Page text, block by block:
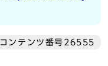
コンテンツ番号26555